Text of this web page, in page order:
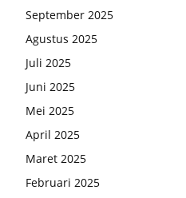
September 2025
Agustus 2025
Juli 2025
Juni 2025
Mei 2025
April 2025
Maret 2025
Februari 2025